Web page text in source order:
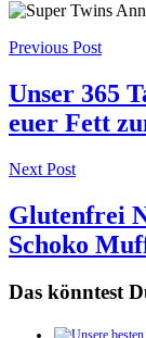
Post
navigation
Previous Post
Unser 365
euer Fett
Next Post
Glutenfrei
Schoko
Das könntest